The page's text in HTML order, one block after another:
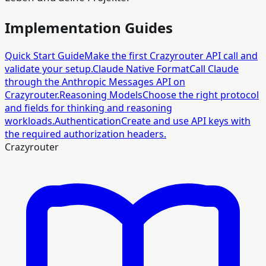
Implementation Guides
Quick Start GuideMake the first Crazyrouter API call and
validate your setup.Claude Native FormatCall Claude
through the Anthropic Messages API on
Crazyrouter.Reasoning ModelsChoose the right protocol
and fields for thinking and reasoning
workloads.AuthenticationCreate and use API keys with
the required authorization headers.
Crazyrouter